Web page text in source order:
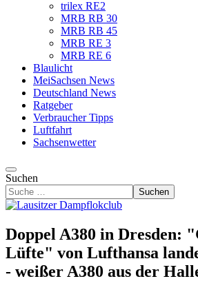
trilex RE2
MRB RB 30
MRB RB 45
MRB RE 3
MRB RE 6
Blaulicht
MeiSachsen News
Deutschland News
Ratgeber
Verbraucher Tipps
Luftfahrt
Sachsenwetter
Suchen
Suchen
Doppel A380 in Dresden:
Lüfte" von Lufthansa
- weißer A380 aus der